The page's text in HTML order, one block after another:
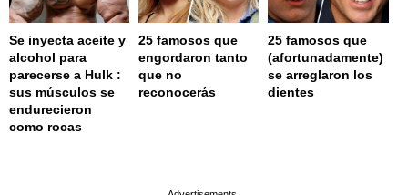
Se inyecta aceite y
alcohol para
parecerse a Hulk :
sus músculos se
endurecieron
como rocas
25 famosos que
engordaron tanto
que no
reconocerás
25 famosos que
(afortunadamente)
se arreglaron los
dientes